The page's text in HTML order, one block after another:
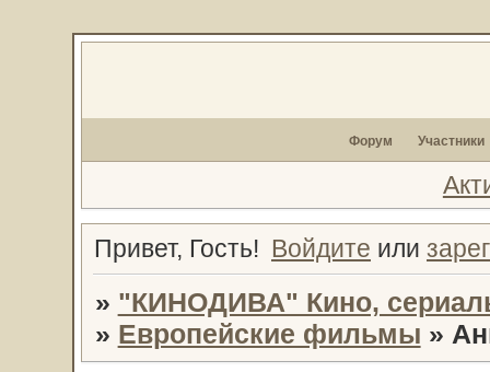
Форум Участники
Привет, Гость! Войдите или
» "КИНОДИВА" Кино,
» Европейские фильмы »